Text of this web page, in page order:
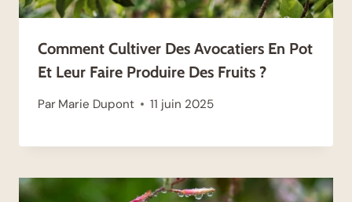
Comment Cultiver Des Avocatiers En Pot
Et Leur Faire Produire Des Fruits ?
Par Marie Dupont 11 juin 2025